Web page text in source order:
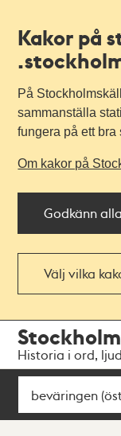
Kakor på
På
sammanställa
fungera på ett bra
Om kakor på
Godkänn
Välj vilka
navigationen
huvudinnehållet
Historia i ord,
Sök